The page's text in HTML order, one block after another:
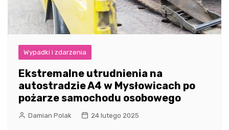
Wypadki i zdarzenia
Ekstremalne utrudnienia na
autostradzie A4 w Mysłowicach po
pożarze samochodu osobowego
Damian Polak 24 lutego 2025